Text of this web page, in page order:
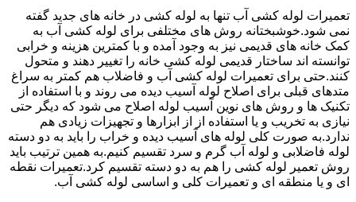
تعمیرات لوله کشی آب تنها به لوله کشی در خانه های جدید گفته
نمی شود.خوشبختانه روش های مختلفی برای لوله کشی آب به
کمک خانه های قدیمی نیز به وجود آمده و با کمترین هزینه و خرابی
توانسته اند ساختار قدیمی لوله کشی خانه را تغییر دهند و متحول
کنند.حتی برای تعمیرات لوله کشی آب و فاضلاب هم کمتر به سراغ
متدهای قبلی برای اصلاح لوله آسیب دیده می روند و با استفاده از
تکنیک ها و روش های نوین آسیب لوله اصلاح می شود که دیگر حتی
نیازی به تخریب و یا استفاده از از ابزارها و تجهیزات زیادی هم
ندارد.به صورت کلی لوله های آسیب دیده و خراب را باید به دو دسته
لوله فاضلابی و لوله آب گرم و سرد تقسیم کنیم.به همین ترتیب باید
روش تعمیر لوله کشی را هم به دو دسته تقسیم کرد.تعمیرات نقطه
ای و یا منطقه ای و تعمیرات کلی و اساسی لوله کشی آب.